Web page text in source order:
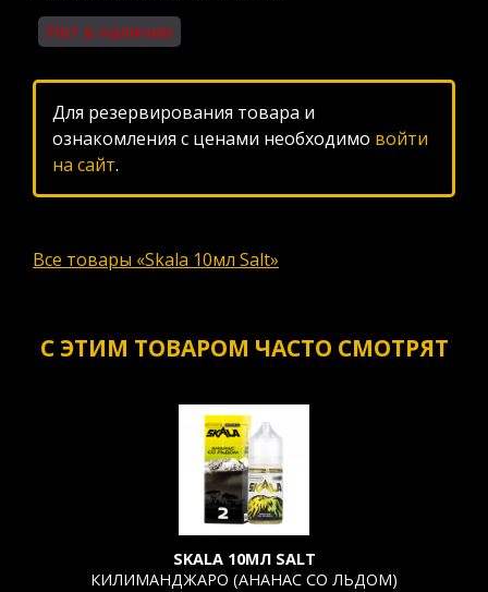
Нет в наличии
Для резервирования товара и
ознакомления с ценами необходимо войти
на сайт.
Все товары «Skala 10мл Salt»
С ЭТИМ ТОВАРОМ ЧАСТО СМОТРЯТ
SKALA 10МЛ SALT
КИЛИМАНДЖАРО (АНАНАС СО ЛЬДОМ)